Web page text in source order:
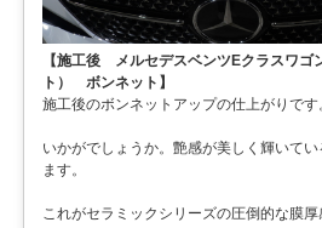
【施工後 メルセデスベンツEクラスワゴ
ト） ボンネット】
施工後のボンネットアップの仕上がりです
いかがでしょうか。艶感が美しく輝いてい
ます。
これがセラミックシリーズの圧倒的な膜